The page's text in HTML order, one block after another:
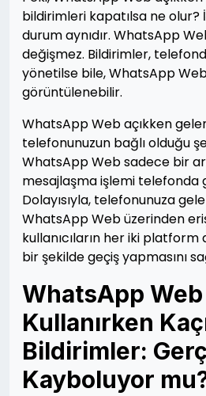
bildirimleri kapatılsa ne
durum aynıdır. WhatsApp
değişmez. Bildirimler,
yönetilse bile, WhatsApp
görüntülenebilir.
WhatsApp Web açıkken
telefonunuzun bağlı olduğu
WhatsApp Web sadece bir
mesajlaşma işlemi telefonda
Dolayısıyla, telefonunuza
WhatsApp Web üzerinden
kullanıcıların her iki platform
bir şekilde geçiş yapmasını
WhatsApp Web
Kullanırken
Bildirimler:
Kayboluyor